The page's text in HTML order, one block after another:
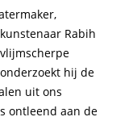
Rabih
onderzoekt hij de
uit ons
ontleend aan de